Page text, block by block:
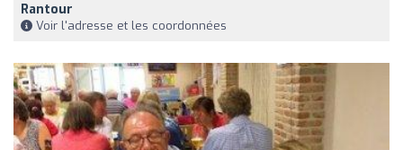
Rantour
Voir l'adresse et les coordonnées